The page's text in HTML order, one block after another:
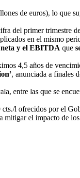
de euros), lo que
del primer trimestre
en el mismo
y el EBITDA que
4,5 años de
, anunciada a finales
entre las que se
l ofrecidos por el
el impacto de